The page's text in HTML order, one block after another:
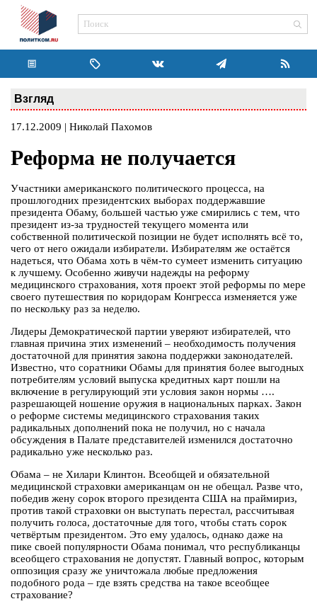
Взгляд
17.12.2009 | Николай Пахомов
Реформа не получается
Участники американского политического процесса, на
прошлогодних президентских выборах поддержавшие
президента Обаму, большей частью уже смирились с тем, что
президент из-за трудностей текущего момента или
собственной политической позиции не будет исполнять всё то,
чего от него ожидали избиратели. Избирателям же остаётся
надеться, что Обама хоть в чём-то сумеет изменить ситуацию
к лучшему. Особенно живучи надежды на реформу
медицинского страхования, хотя проект этой реформы по мере
своего путешествия по коридорам Конгресса изменяется уже
по нескольку раз за неделю.
Лидеры Демократической партии уверяют избирателей, что
главная причина этих изменений – необходимость получения
достаточной для принятия закона поддержки законодателей.
Известно, что соратники Обамы для принятия более выгодных
потребителям условий выпуска кредитных карт пошли на
включение в регулирующий эти условия закон нормы ….
разрешающей ношение оружия в национальных парках. Закон
о реформе системы медицинского страхования таких
радикальных дополнений пока не получил, но с начала
обсуждения в Палате представителей изменился достаточно
радикально уже несколько раз.
Обама – не Хилари Клинтон. Всеобщей и обязательной
медицинской страховки американцам он не обещал. Разве что,
победив жену сорок второго президента США на праймириз,
против такой страховки он выступать перестал, рассчитывая
получить голоса, достаточные для того, чтобы стать сорок
четвёртым президентом. Это ему удалось, однако даже на
пике своей популярности Обама понимал, что республиканцы
всеобщего страхования не допустят. Главный вопрос, которым
оппозиция сразу же уничтожала любые предложения
подобного рода – где взять средства на такое всеобщее
страхование?